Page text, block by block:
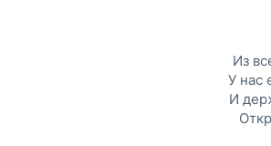
Из
У нас
И